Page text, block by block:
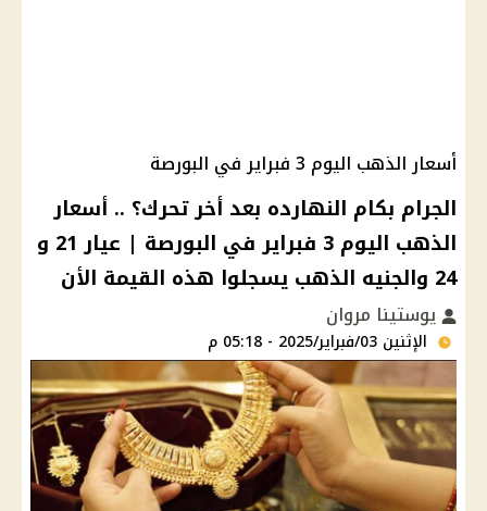
أسعار الذهب اليوم 3 فبراير في البورصة
الجرام بكام النهارده بعد أخر تحرك؟ .. أسعار
الذهب اليوم 3 فبراير في البورصة | عيار 21 و
24 والجنيه الذهب يسجلوا هذه القيمة الأن
يوستينا مروان
الإثنين 03/فبراير/2025 - 05:18 م